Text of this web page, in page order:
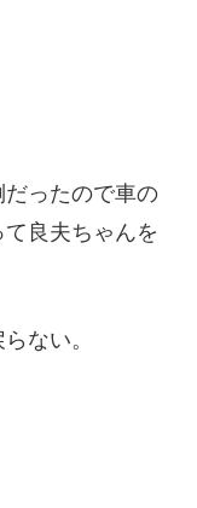
ったので車の
良夫ちゃんを
ない。